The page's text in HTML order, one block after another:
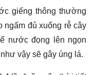
giếng thông thường
đủ xuống rễ cây
nước đọng lên ngọn
vậy sẽ gây úng lá.